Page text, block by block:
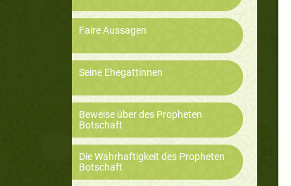
Faire Aussagen
Seine Ehegattinnen
Beweise über des Propheten
Botschaft
Die Wahrhaftigkeit des Propheten
Botschaft